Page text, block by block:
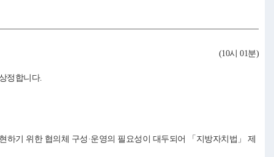
(10시 01분)
정합니다.
기 위한 협의체 구성·운영의 필요성이 대두되어 「지방자치법」 제